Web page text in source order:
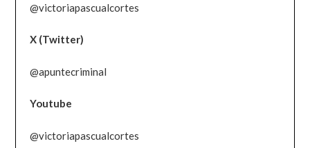
@victoriapascualcortes
X (Twitter)
@apuntecriminal
Youtube
@victoriapascualcortes